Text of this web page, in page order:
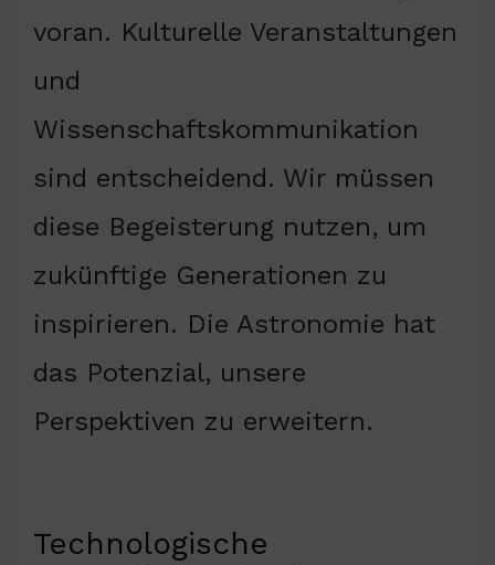
voran. Kulturelle Veranstaltungen
und
Wissenschaftskommunikation
sind entscheidend. Wir müssen
diese Begeisterung nutzen, um
zukünftige Generationen zu
inspirieren. Die Astronomie hat
das Potenzial, unsere
Perspektiven zu erweitern.
Technologische